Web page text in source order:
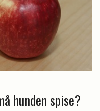
hunden spise?